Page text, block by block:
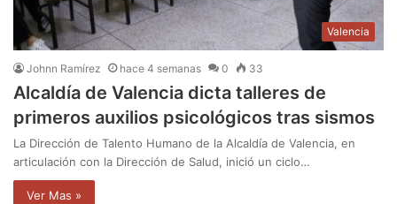
Valencia
Johnn Ramírez hace 4 semanas 0 33
Alcaldía de Valencia dicta talleres de
primeros auxilios psicológicos tras sismos
La Dirección de Talento Humano de la Alcaldía de Valencia, en
articulación con la Dirección de Salud, inició un ciclo…
Ver Mas »